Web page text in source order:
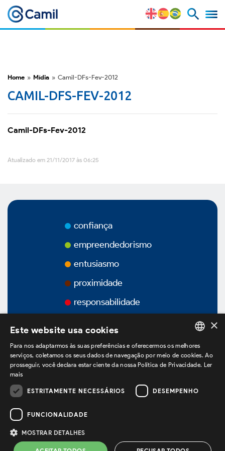
Nossas Marcas
Estratégia e Vantagens
ESG
Prêmios
Vídeos
Podcasts
Governança Corporativa
Visão Geral
Home » Mídia » Camil-DFs-Fev-2012
CAMIL-DFS-FEV-2012
Camil-DFs-Fev-2012
Atualizado em 21/11/2017 às 06:25
confiança
empreendedorismo
entusiasmo
proximidade
responsabilidade
estamos no LinkedIn
Política de Privacidade Termos de Uso
PORTUGUESE
×
Este website usa cookies
Para nos adaptarmos às suas preferências e oferecermos os melhores
serviços, coletamos os seus dados de navegação por meio de cookies. Ao
prosseguir, você declara estar ciente da nossa Política de Privacidade. Ler
mais
ESTRITAMENTE NECESSÁRIOS DESEMPENHO
FUNCIONALIDADE
MOSTRAR DETALHES